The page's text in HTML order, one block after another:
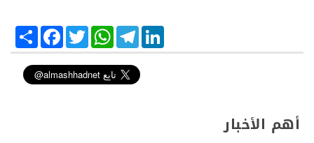
S
h
a
r
e
F
a
c
e
b
o
T
w
i
t
t
e
W
h
a
t
s
A
T
e
l
e
g
r
L
i
n
أهم الأخبار